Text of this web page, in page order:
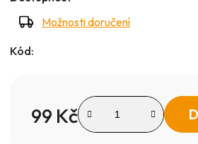
Možnosti doručení
Kód:
99 Kč
Měrná cena: